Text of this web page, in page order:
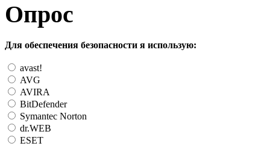
Опрос
Для обеспечения безопасности я использую:
avast!
AVG
AVIRA
BitDefender
Symantec Norton
dr.WEB
ESET